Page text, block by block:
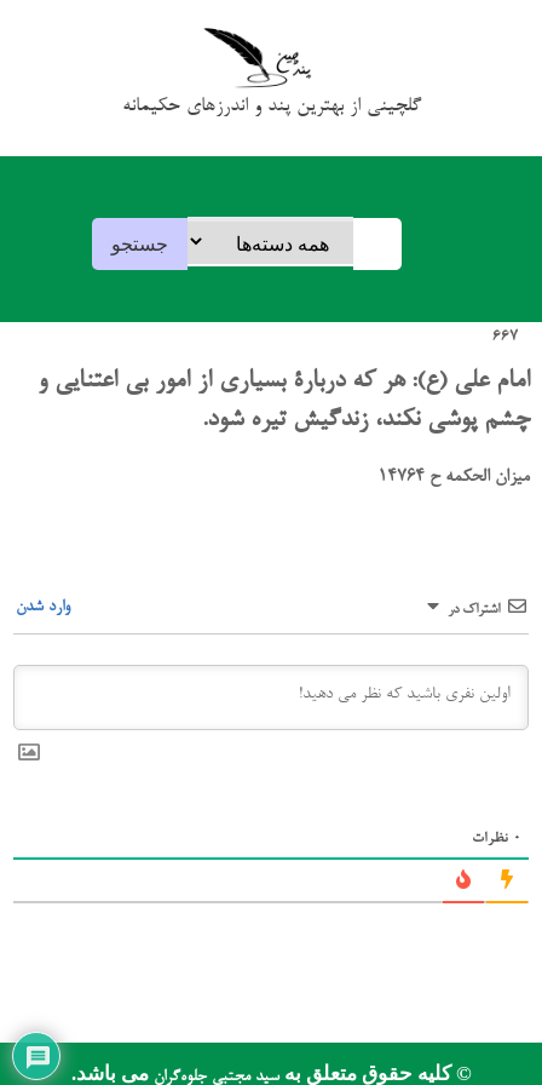
گلچینی از بهترین پند و اندرزهای حکیمانه
667
امام علی (ع): هر که دربارۀ بسیاری از امور بی اعتنایی و
چشم پوشی نکند، زندگیش تیره شود.
میزان الحکمه ح 14764
اشتراک در وارد شدن
0 نظرات
© کلیه حقوق متعلق بهسید مجتبی جلوه‌گرانمی باشد.